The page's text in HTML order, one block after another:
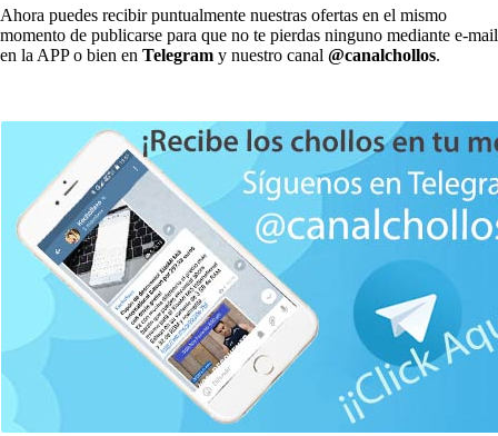
Ahora puedes recibir puntualmente nuestras ofertas en el mismo
momento de publicarse para que no te pierdas ninguno mediante e-mail
en la APP o bien en Telegram y nuestro canal @canalchollos.